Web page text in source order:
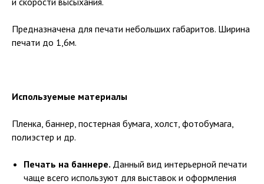
Предназначена для печати небольших габаритов. Ширина
печати до 1,6м.
Используемые материалы
Пленка, баннер, постерная бумага, холст, фотобумага,
полиэстер и др.
Печать на баннере. Данный вид интерьерной печати
чаще всего используют для выставок и оформления